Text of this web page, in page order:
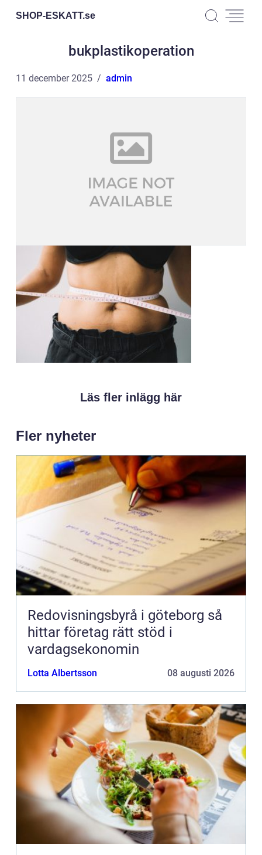
SHOP-ESKATT.se
bukplastikoperation
11 december 2025 admin
Läs fler inlägg här
Fler nyheter
Redovisningsbyrå i göteborg så
hittar företag rätt stöd i
vardagsekonomin
Lotta Albertsson 08 augusti 2026